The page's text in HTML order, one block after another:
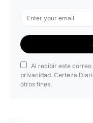
Al recibir este correo
privacidad. Certeza
otros fines.